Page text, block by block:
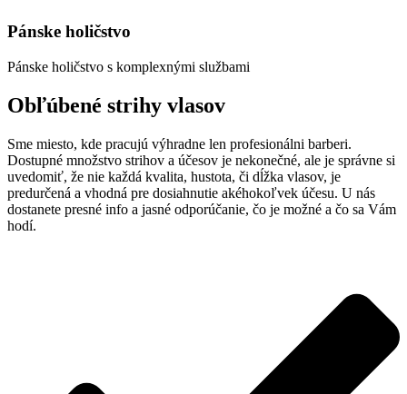
Pánske holičstvo
Pánske holičstvo s komplexnými službami
Obľúbené strihy vlasov
Sme miesto, kde pracujú výhradne len profesionálni barberi.
Dostupné množstvo strihov a účesov je nekonečné, ale je správne si
uvedomiť, že nie každá kvalita, hustota, či dĺžka vlasov, je
predurčená a vhodná pre dosiahnutie akéhokoľvek účesu. U nás
dostanete presné info a jasné odporúčanie, čo je možné a čo sa Vám
hodí.